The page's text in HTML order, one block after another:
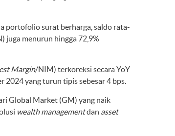
portofolio surat berharga, saldo rata-
juga menurun hingga 72,9%
Margin/NIM) terkoreksi secara YoY
2024 yang turun tipis sebesar 4 bps.
Global Market (GM) yang naik
wealth managementdan asset